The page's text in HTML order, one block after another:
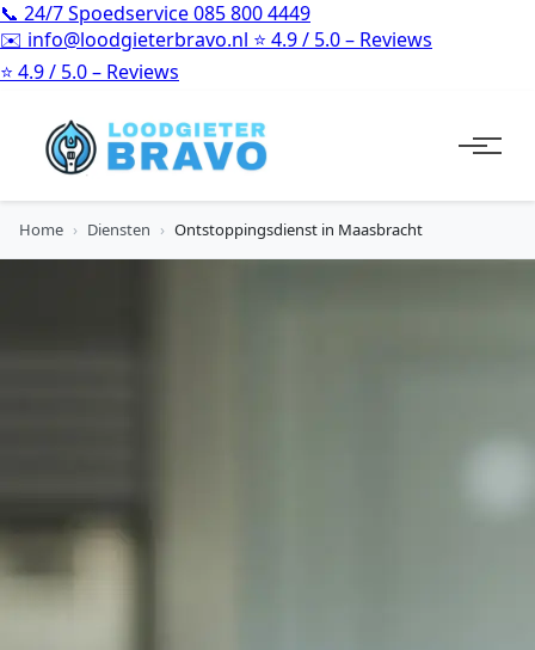
📞 24/7 Spoedservice085 800 4449
✉️ info@loodgieterbravo.nl ⭐ 4.9 / 5.0 – Reviews
⭐ 4.9 / 5.0 – Reviews
Home › Diensten › Ontstoppingsdienst in Maasbracht